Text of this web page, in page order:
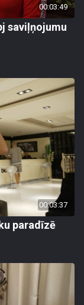
00:03:49
saviļņojumu
00:03:37
paradīzē